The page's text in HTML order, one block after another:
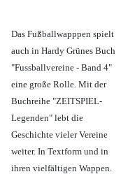
Das Fußballwapppen spielt
auch in Hardy Grünes Buch
"Fussballvereine - Band 4"
eine große Rolle. Mit der
Buchreihe "ZEITSPIEL-
Legenden" lebt die
Geschichte vieler Vereine
weiter. In Textform und in
ihren vielfältigen Wappen.